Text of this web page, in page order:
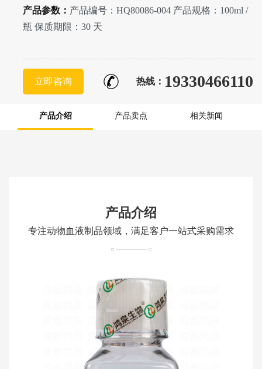
产品参数： 产品编号：HQ80086-004 产品规格：100ml /
瓶 保质期限：30 天
立即咨询 热线： 19330466110
产品介绍 产品卖点 相关新闻
产品介绍
专注动物血液制品领域，满足客户一站式采购需求